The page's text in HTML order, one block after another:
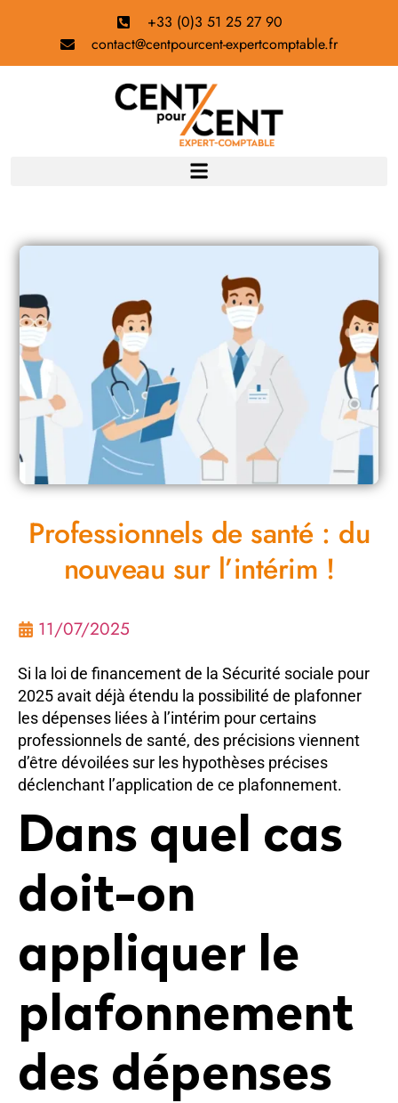
+33 (0)3 51 25 27 90
contact@centpourcent-expertcomptable.fr
Professionnels de santé : du
nouveau sur l’intérim !
11/07/2025
Si la loi de financement de la Sécurité sociale pour
2025 avait déjà étendu la possibilité de plafonner
les dépenses liées à l’intérim pour certains
professionnels de santé, des précisions viennent
d’être dévoilées sur les hypothèses précises
déclenchant l’application de ce plafonnement.
Dans quel cas
doit-on
appliquer le
plafonnement
des dépenses